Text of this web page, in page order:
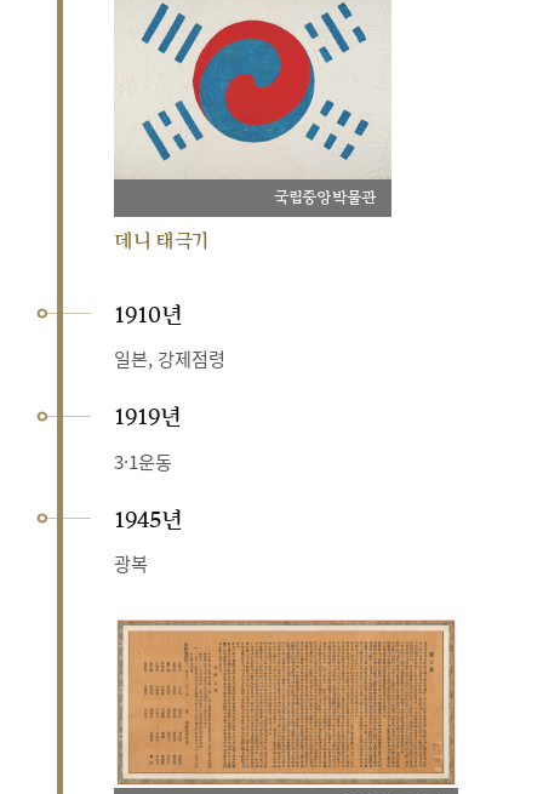
국립중앙박물관
데니 태극기
1910년
일본, 강제점령
1919년
3·1운동
1945년
광복